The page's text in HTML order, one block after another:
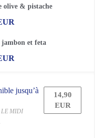
olive & pistache
jambon et feta
jusqu’à
LE MIDI
14,90
EUR